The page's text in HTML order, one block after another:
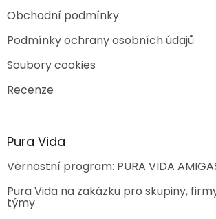
Obchodní podmínky
Podmínky ochrany osobních údajů
Soubory cookies
Recenze
Pura Vida
Věrnostní program: PURA VIDA
Pura Vida na zakázku pro skupiny,
týmy